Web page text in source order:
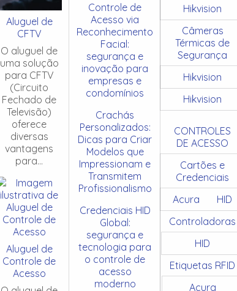
Aluguel de
CFTV
O aluguel de
uma solução
para CFTV
(Circuito
Fechado de
Televisão)
oferece
diversas
vantagens
para...
Aluguel de
Controle de
Acesso
Controle de
Acesso via
Reconhecimento
Facial:
segurança e
inovação para
empresas e
condomínios
Crachás
Personalizados:
Dicas para Criar
Modelos que
Impressionam e
Transmitem
Profissionalismo
Credenciais HID
Global:
segurança e
tecnologia para
o controle de
acesso
moderno
Hikvision
Câmeras
Térmicas de
Segurança
Hikvision
Hikvision
CONTROLES
DE ACESSO
Cartões e
Credenciais
Acura
HID
Controladoras
HID
Etiquetas RFID
Acura